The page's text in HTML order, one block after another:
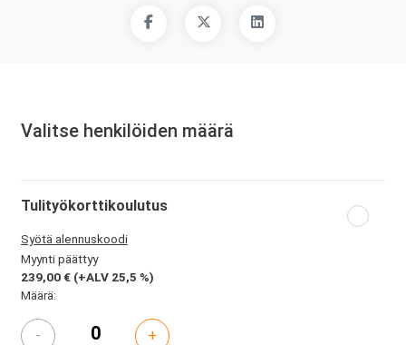
Valitse henkilöiden määrä
Tulityökorttikoulutus
Syötä alennuskoodi
Myynti päättyy
239,00 € (+ALV 25,5 %)
Määrä:
- +